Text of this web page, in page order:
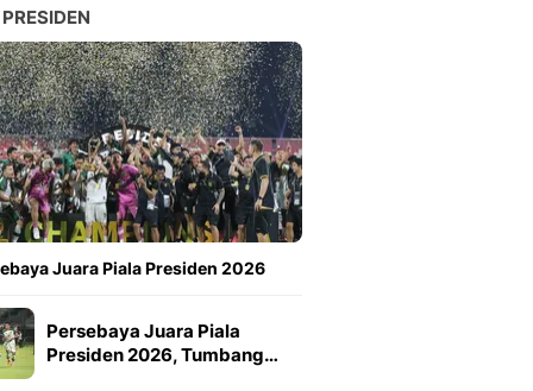
Juara Piala Presiden 2026
Persebaya Juara Piala
Presiden 2026, Tumbang…